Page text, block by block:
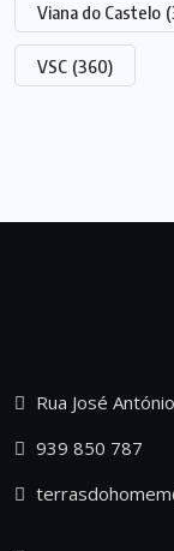
Viana do Castelo
VSC (360)
Rua José
939 850 787